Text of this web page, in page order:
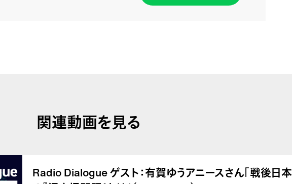
関連動画を見る
Radio Dialogue ゲスト：有賀ゆうアニースさん「戦後日本